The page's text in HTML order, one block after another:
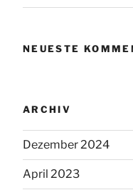
NEUESTE
ARCHIV
Dezember 2024
April 2023